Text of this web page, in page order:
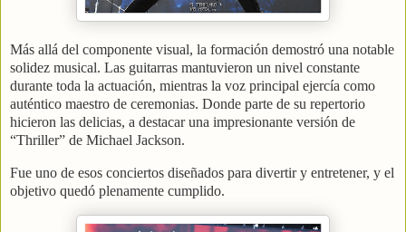
Más allá del componente visual, la formación demostró una notable
solidez musical. Las guitarras mantuvieron un nivel constante
durante toda la actuación, mientras la voz principal ejercía como
auténtico maestro de ceremonias. Donde parte de su repertorio
hicieron las delicias, a destacar una impresionante versión de
“Thriller” de Michael Jackson.
Fue uno de esos conciertos diseñados para divertir y entretener, y el
objetivo quedó plenamente cumplido.